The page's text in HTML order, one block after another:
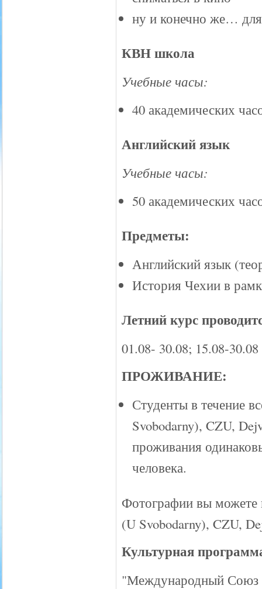
ну и конечно же…
КВН школа
Учебные часы:
40 академических
Английский язык
Учебные часы:
50 академических
Предметы:
Английский язык
История Чехии в
Летний курс
01.08- 30.08; 15.08-30.08
ПРОЖИВАНИЕ:
Студенты в течение
Svobodarny), CZU,
проживания
человека.
Фотографии вы можете
(U Svobodarny), CZU,
Культурная
"Международный Союз